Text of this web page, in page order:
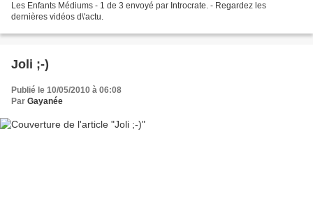
Les Enfants Médiums - 1 de 3 envoyé par Introcrate. - Regardez les
dernières vidéos d\'actu.
Joli ;-)
Publié le 10/05/2010 à 06:08
Par Gayanée